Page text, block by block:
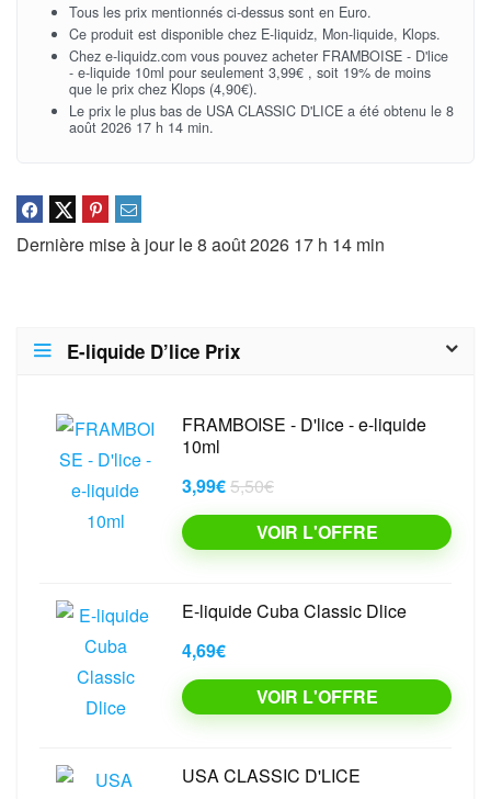
Tous les prix mentionnés ci-dessus sont en Euro.
Ce produit est disponible chez E-liquidz, Mon-liquide, Klops.
Chez e-liquidz.com vous pouvez acheter FRAMBOISE - D'lice
- e-liquide 10ml pour seulement 3,99€ , soit 19% de moins
que le prix chez Klops (4,90€).
Le prix le plus bas de USA CLASSIC D'LICE a été obtenu le 8
août 2026 17 h 14 min.
Dernière mise à jour le 8 août 2026 17 h 14 min
E-liquide D’lice Prix
FRAMBOISE - D'lice - e-liquide
10ml
3,99€5,50€
VOIR L'OFFRE
E-liquide Cuba Classic Dlice
4,69€
VOIR L'OFFRE
USA CLASSIC D'LICE